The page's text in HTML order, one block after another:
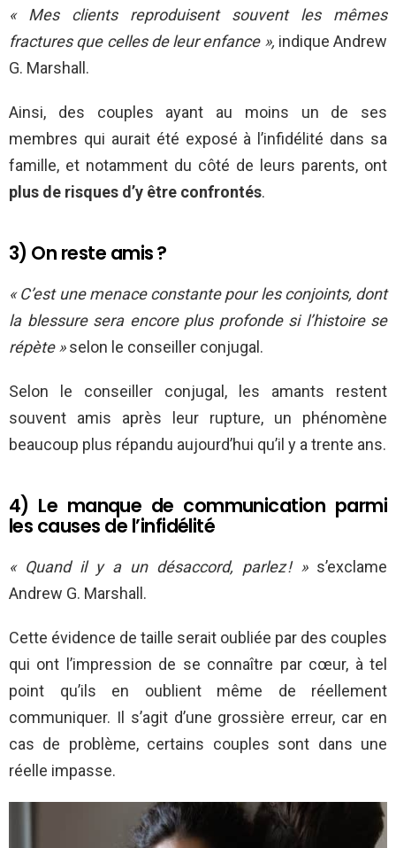
« Mes clients reproduisent souvent les mêmes
fractures que celles de leur enfance », indique Andrew
G. Marshall.
Ainsi, des couples ayant au moins un de ses
membres qui aurait été exposé à l’infidélité dans sa
famille, et notamment du côté de leurs parents, ont
plus de risques d’y être confrontés.
3) On reste amis ?
« C’est une menace constante pour les conjoints, dont
la blessure sera encore plus profonde si l’histoire se
répète »selon le conseiller conjugal.
Selon le conseiller conjugal, les amants restent
souvent amis après leur rupture, un phénomène
beaucoup plus répandu aujourd’hui qu’il y a trente ans.
4) Le manque de communication parmi
les causes de l’infidélité
« Quand il y a un désaccord, parlez! »s’exclame
Andrew G. Marshall.
Cette évidence de taille serait oubliée par des couples
qui ont l’impression de se connaître par cœur, à tel
point qu’ils en oublient même de réellement
communiquer. Il s’agit d’une grossière erreur, car en
cas de problème, certains couples sont dans une
réelle impasse.